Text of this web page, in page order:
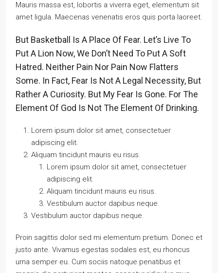
Mauris massa est, lobortis a viverra eget, elementum sit
amet ligula. Maecenas venenatis eros quis porta laoreet.
But Basketball Is A Place Of Fear. Let’s Live To
Put A Lion Now, We Don’t Need To Put A Soft
Hatred. Neither Pain Nor Pain Now Flatters
Some. In Fact, Fear Is Not A Legal Necessity, But
Rather A Curiosity. But My Fear Is Gone. For The
Element Of God Is Not The Element Of Drinking.
Lorem ipsum dolor sit amet, consectetuer
adipiscing elit.
Aliquam tincidunt mauris eu risus.
Lorem ipsum dolor sit amet, consectetuer
adipiscing elit.
Aliquam tincidunt mauris eu risus.
Vestibulum auctor dapibus neque.
Vestibulum auctor dapibus neque.
Proin sagittis dolor sed mi elementum pretium. Donec et
justo ante. Vivamus egestas sodales est, eu rhoncus
urna semper eu. Cum sociis natoque penatibus et